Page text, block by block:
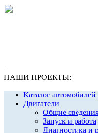
НАШИ ПРОЕКТЫ:
Каталог автомобилей
Двигатели
Общие сведения
Запуск и работа
Диагностика и